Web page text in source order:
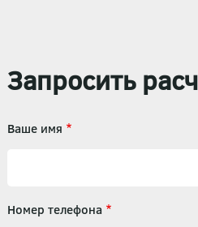
Запросить
Ваше имя
Номер телефона